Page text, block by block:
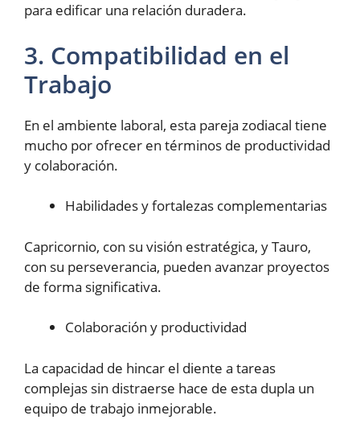
para edificar una relación duradera.
3. Compatibilidad en el
Trabajo
En el ambiente laboral, esta pareja zodiacal tiene
mucho por ofrecer en términos de productividad
y colaboración.
Habilidades y fortalezas complementarias
Capricornio, con su visión estratégica, y Tauro,
con su perseverancia, pueden avanzar proyectos
de forma significativa.
Colaboración y productividad
La capacidad de hincar el diente a tareas
complejas sin distraerse hace de esta dupla un
equipo de trabajo inmejorable.